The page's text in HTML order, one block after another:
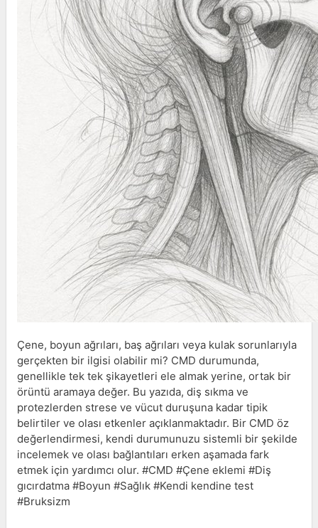
Çene, boyun ağrıları, baş ağrıları veya kulak sorunlarıyla
gerçekten bir ilgisi olabilir mi? CMD durumunda,
genellikle tek tek şikayetleri ele almak yerine, ortak bir
örüntü aramaya değer. Bu yazıda, diş sıkma ve
protezlerden strese ve vücut duruşuna kadar tipik
belirtiler ve olası etkenler açıklanmaktadır. Bir CMD öz
değerlendirmesi, kendi durumunuzu sistemli bir şekilde
incelemek ve olası bağlantıları erken aşamada fark
etmek için yardımcı olur. #CMD #Çene eklemi #Diş
gıcırdatma #Boyun #Sağlık #Kendi kendine test
#Bruksizm